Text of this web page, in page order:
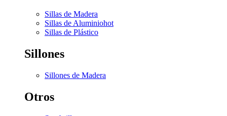
Sillas de Madera
Sillas de Aluminiohot
Sillas de Plástico
Sillones
Sillones de Madera
Otros